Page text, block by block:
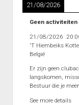
21/08/2026
Geen activiteiten
21/08/2026
'T Hiembeiks
België
Er zijn geen
langskomen,
Bestuur die je
See more details